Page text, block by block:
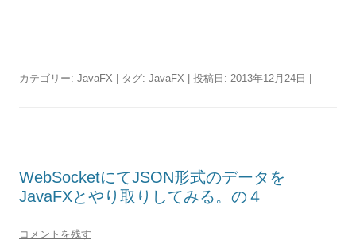
カテゴリー: JavaFX | タグ: JavaFX | 投稿日: 2013年12月24日 |
WebSocketにてJSON形式のデータを
JavaFXとやり取りしてみる。の４
コメントを残す